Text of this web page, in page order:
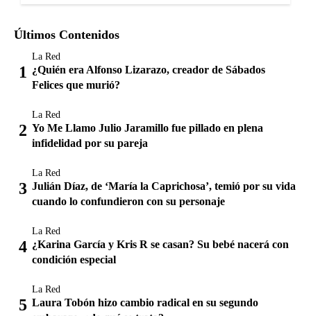
Últimos Contenidos
La Red
¿Quién era Alfonso Lizarazo, creador de Sábados
Felices que murió?
La Red
Yo Me Llamo Julio Jaramillo fue pillado en plena
infidelidad por su pareja
La Red
Julián Díaz, de ‘María la Caprichosa’, temió por su vida
cuando lo confundieron con su personaje
La Red
¿Karina García y Kris R se casan? Su bebé nacerá con
condición especial
La Red
Laura Tobón hizo cambio radical en su segundo